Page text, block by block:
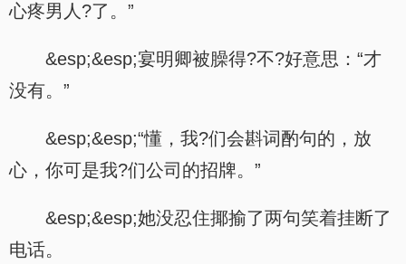
心疼男人?了。”
&esp;&esp;宴明卿被臊得?不?好意思：“才
没有。”
&esp;&esp;“懂，我?们会斟词酌句的，放
心，你可是我?们公司的招牌。”
&esp;&esp;她没忍住揶揄了两句笑着挂断了
电话。